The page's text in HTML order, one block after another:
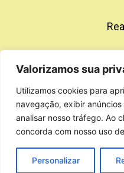
Valorizamos sua
Utilizamos cookies para
navegação, exibir
analisar nosso tráfego. Ao
concorda com nosso uso
Personalizar